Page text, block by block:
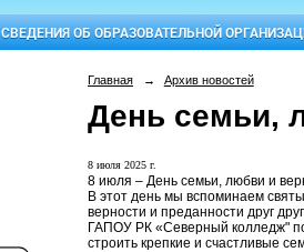
СВЕДЕНИЯ ОБ ОБРАЗОВАТЕЛЬНОЙ
Главная → Архив новостей
День семьи,
8 июля 2025 г.
8 июля – День семьи, любви и
В этот день мы вспоминаем
верности и преданности друг
ГАПОУ РК «Северный колледж"
строить крепкие и счастливые